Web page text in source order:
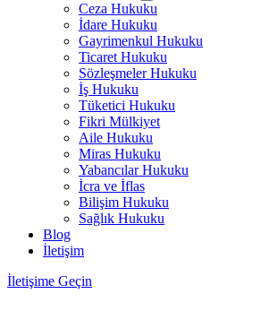
Ceza Hukuku
İdare Hukuku
Gayrimenkul Hukuku
Ticaret Hukuku
Sözleşmeler Hukuku
İş Hukuku
Tüketici Hukuku
Fikri Mülkiyet
Aile Hukuku
Miras Hukuku
Yabancılar Hukuku
İcra ve İflas
Bilişim Hukuku
Sağlık Hukuku
Blog
İletişim
İletişime Geçin